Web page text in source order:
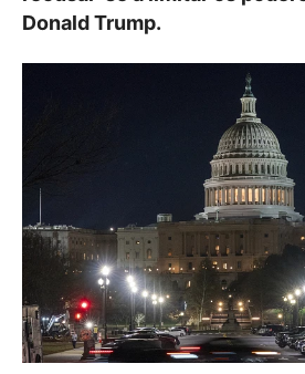
Donald Trump.